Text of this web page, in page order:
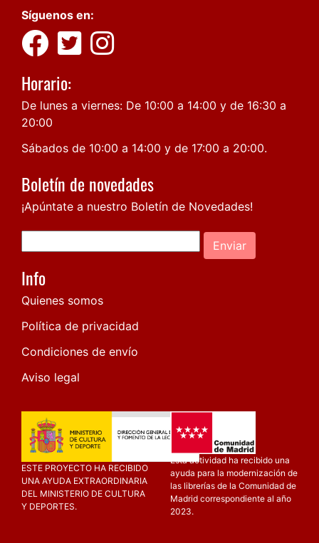
Síguenos en:
Horario:
De lunes a viernes: De 10:00 a 14:00 y de 16:30 a
20:00
Sábados de 10:00 a 14:00 y de 17:00 a 20:00.
Boletín de novedades
¡Apúntate a nuestro Boletín de Novedades!
Enviar
Info
Quienes somos
Política de privacidad
Condiciones de envío
Aviso legal
ESTE PROYECTO HA RECIBIDO
UNA AYUDA EXTRAORDINARIA
DEL MINISTERIO DE CULTURA
Y DEPORTES.
Esta actividad ha recibido una
ayuda para la modernización de
las librerías de la Comunidad de
Madrid correspondiente al año
2023.